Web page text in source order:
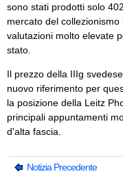
sono stati prodotti solo
mercato del
valutazioni molto elevate
stato.
Il prezzo della IIIg
nuovo riferimento per
la posizione della Leitz
principali appuntamenti
d'alta fascia.
Notizia Precedente